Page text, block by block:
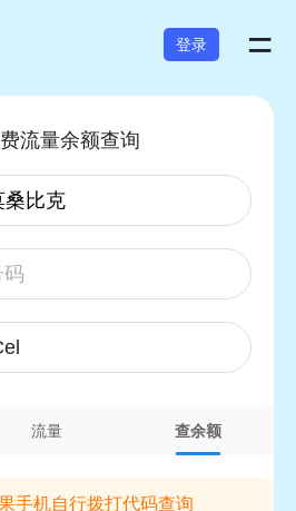
登录 =
流量余额查询
流量 查余额
手机自行拨打代码查询